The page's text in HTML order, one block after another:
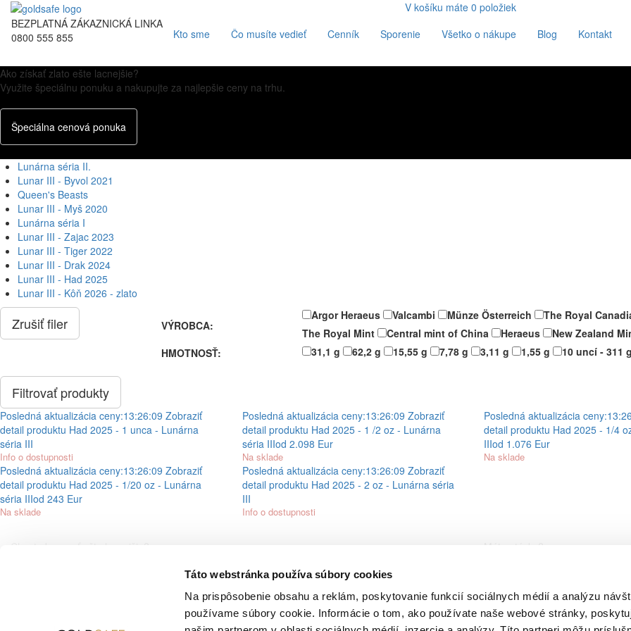
Táto webstránka používa súbory cookies
Na prispôsobenie obsahu a reklám, poskytovanie funkcií sociálnych médií a analýzu
používame súbory cookie. Informácie o tom, ako používate naše webové stránky,
V košíku máte 0 položiek
BEZPLATNÁ ZÁKAZNICKÁ LINKA
0800 555 855
Kto sme Čo musíte vedieť Cenník Sporenie Všetko o nákupe Blog Kontakt
Ako získať zlato ešte lacnejšie?
Využite špeciálnu ponuku a nakupujte za najlepšie ceny na trhu.
Špeciálna cenová ponuka
Lunárna séria II.
Lunar III - Byvol 2021
Queen's Beasts
Lunar III - Myš 2020
Lunárna séria I
Lunar III - Zajac 2023
Lunar III - Tiger 2022
Lunar III - Drak 2024
Lunar III - Had 2025
Lunar III - Kôň 2026 - zlato
Zrušiť filer VÝROBCA:
Argor Heraeus Valcambi Münze Österreich The Royal
The Royal Mint
Central mint of China Heraeus New Zealand
HMOTNOSŤ:
31,1 g 62,2 g 15,55 g 7,78 g 3,11 g 1,55 g 10 uncí - 311 g
Posledná aktualizácia ceny:13:26:09 Zobraziť
detail produktu Had 2025 - 1 unca - Lunárna
séria III
Info o dostupnosti
Posledná aktualizácia ceny:13:26:09 Zobraziť
detail produktu Had 2025 - 1 /2 oz - Lunárna
séria IIIod 2.098 Eur
Na sklade
Posledná aktualizácia ceny:
detail produktu Had 2025 - 1/4
IIIod 1.076 Eur
Na sklade
Posledná aktualizácia ceny:13:26:09 Zobraziť
detail produktu Had 2025 - 1/20 oz - Lunárna
séria IIIod 243 Eur
Na sklade
Posledná aktualizácia ceny:13:26:09 Zobraziť
detail produktu Had 2025 - 2 oz - Lunárna séria
III
Info o dostupnosti
Chcete kupovať ešte lacnejšie? Máte otázky?
0800 555 855
GoldSafe a.s.